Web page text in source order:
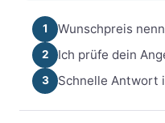
1 Wunschpreis
2 Ich prüfe dein
3 Schnelle Antwort